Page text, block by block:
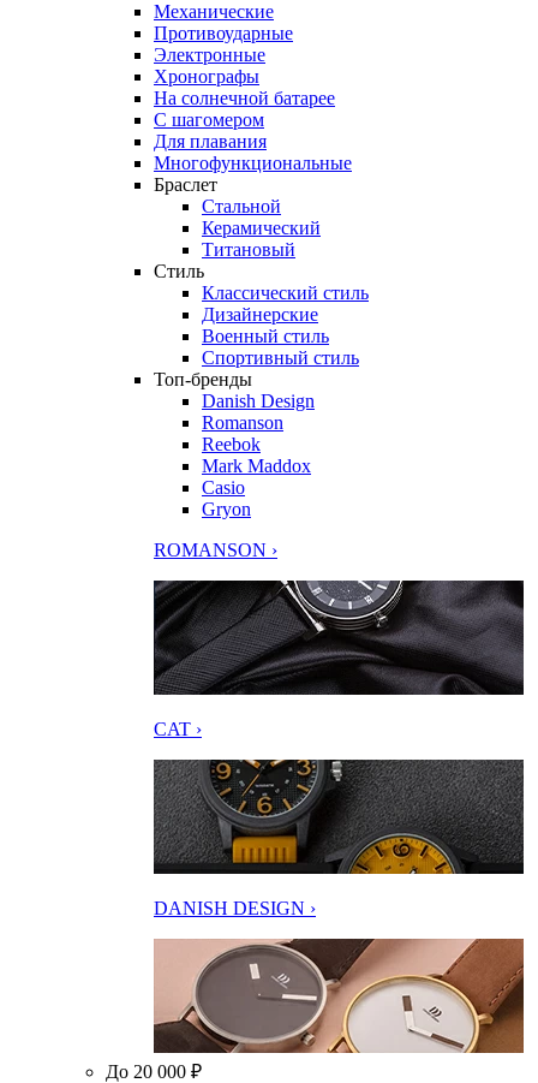
Механические
Противоударные
Электронные
Хронографы
На солнечной батарее
С шагомером
Для плавания
Многофункциональные
Браслет
Стальной
Керамический
Титановый
Стиль
Классический стиль
Дизайнерские
Военный стиль
Спортивный стиль
Топ-бренды
Danish Design
Romanson
Reebok
Mark Maddox
Casio
Gryon
ROMANSON ›
CAT ›
DANISH DESIGN ›
До 20 000 ₽